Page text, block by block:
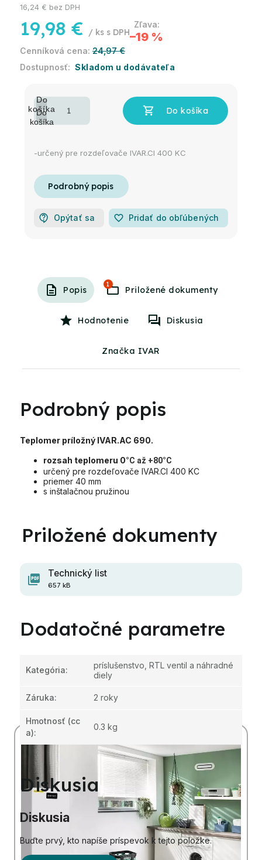
24,97 €
–19 %
19,98 € / ks
16,24 € bez DPH
Skladom u dodávateľa
-určený pre rozdeľovače IVAR.CI 400 KC
Opýtať sa favorite_border Pridať do obľúbených
Popis
1
Hodnotenie Diskusia
Značka IVAR
Podrobný popis
Teplomer príložný IVAR.AC 690.
rozsah teplomeru 0°C až +80°C
určený pre rozdeľovače IVAR.CI 400 KC
priemer 40 mm
s inštalačnou pružinou
Technický list
657 kB
Dodatočné parametre
Kategória:
príslušenstvo, RTL ventil a náhradné
diely
Záruka: 2 roky
Hmotnosť (cc
a):
0.3 kg
Diskusia
Diskusia
Buďte prvý, kto napíše príspevok k tejto položke.